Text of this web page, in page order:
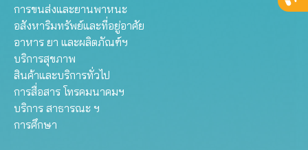
การขนส่งและยานพาหนะ
อสังหาริมทรัพย์และที่อยู่อาศัย
อาหาร ยา และผลิตภัณฑ์ฯ
บริการสุขภาพ
สินค้าและบริการทั่วไป
การสื่อสาร โทรคมนาคมฯ
บริการ สาธารณะ ฯ
การศึกษา